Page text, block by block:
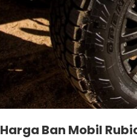
Harga Ban Mobil